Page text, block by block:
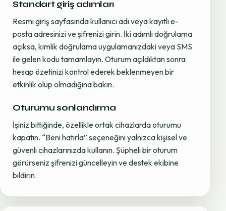
Standart giriş adımları
Resmi giriş sayfasında kullanıcı adı veya kayıtlı e-
posta adresinizi ve şifrenizi girin. İki adımlı doğrulama
açıksa, kimlik doğrulama uygulamanızdaki veya SMS
ile gelen kodu tamamlayın. Oturum açıldıktan sonra
hesap özetinizi kontrol ederek beklenmeyen bir
etkinlik olup olmadığına bakın.
Oturumu sonlandırma
İşiniz bittiğinde, özellikle ortak cihazlarda oturumu
kapatın. “Beni hatırla” seçeneğini yalnızca kişisel ve
güvenli cihazlarınızda kullanın. Şüpheli bir oturum
görürseniz şifrenizi güncelleyin ve destek ekibine
bildirin.